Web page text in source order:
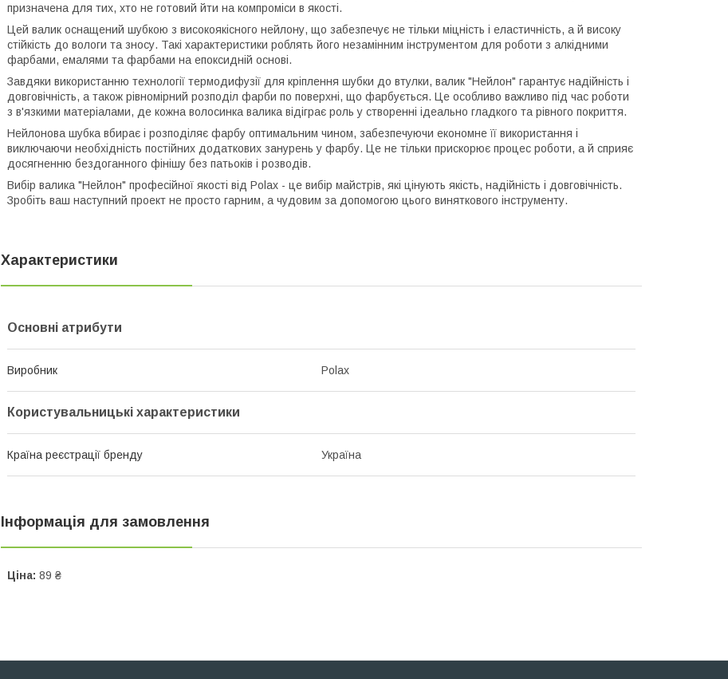
призначена для тих, хто не готовий йти на компроміси в якості.
Цей валик оснащений шубкою з високоякісного нейлону, що забезпечує не тільки міцність і еластичність, а й високу
стійкість до вологи та зносу. Такі характеристики роблять його незамінним інструментом для роботи з алкідними
фарбами, емалями та фарбами на епоксидній основі.
Завдяки використанню технології термодифузії для кріплення шубки до втулки, валик "Нейлон" гарантує надійність і
довговічність, а також рівномірний розподіл фарби по поверхні, що фарбується. Це особливо важливо під час роботи
з в'язкими матеріалами, де кожна волосинка валика відіграє роль у створенні ідеально гладкого та рівного покриття.
Нейлонова шубка вбирає і розподіляє фарбу оптимальним чином, забезпечуючи економне її використання і
виключаючи необхідність постійних додаткових занурень у фарбу. Це не тільки прискорює процес роботи, а й сприяє
досягненню бездоганного фінішу без патьоків і розводів.
Вибір валика "Нейлон" професійної якості від Polax - це вибір майстрів, які цінують якість, надійність і довговічність.
Зробіть ваш наступний проект не просто гарним, а чудовим за допомогою цього виняткового інструменту.
Характеристики
Основні атрибути
Виробник Polax
Користувальницькі характеристики
Країна реєстрації бренду Україна
Інформація для замовлення
Ціна: 89 ₴